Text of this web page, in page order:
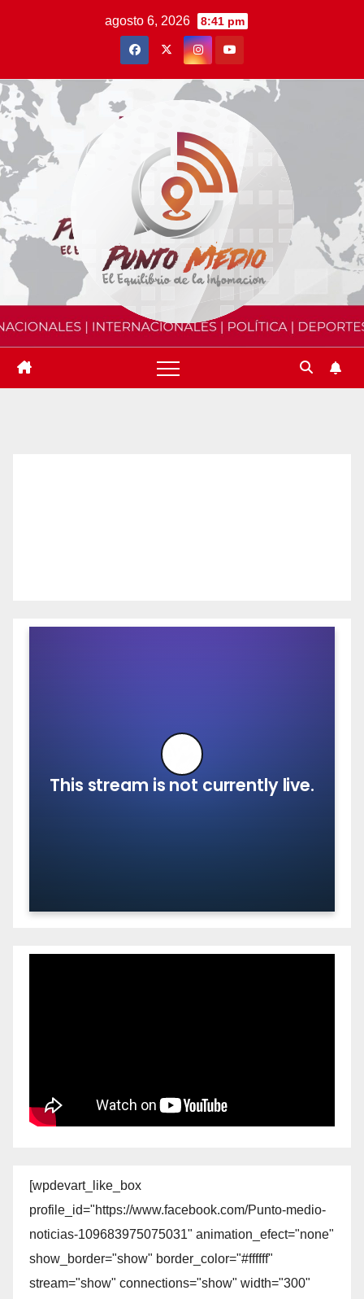
agosto 6, 2026 8:41 pm
[wpdevart_like_box
profile_id="https://www.facebook.com/Punto-medio-
noticias-109683975075031" animation_efect="none"
show_border="show" border_color="#ffffff"
stream="show" connections="show" width="300"